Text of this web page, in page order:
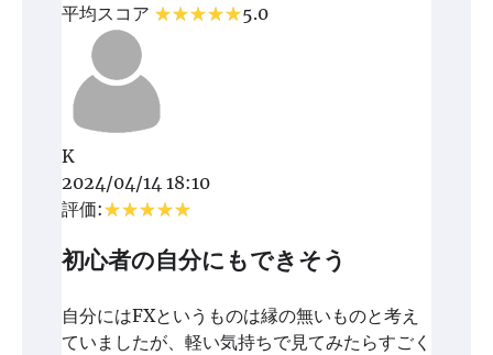
平均スコア
5.0
K
2024/04/14 18:10
評価:
初心者の自分にもできそう
自分にはFXというものは縁の無いものと考え
ていましたが、軽い気持ちで見てみたらすごく